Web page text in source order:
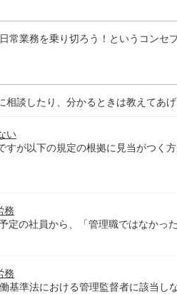
常業務を乗り切ろう！というコンセ
相談したり、分かるときは教えてあ
い
すが以下の規定の根拠に見当がつく
務
定の社員から、「管理職ではなかっ
務
基準法における管理監督者に該当し